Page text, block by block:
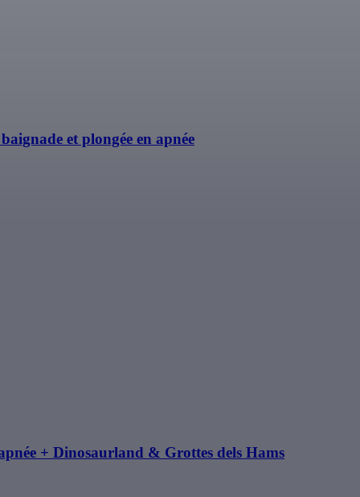
et plongée en apnée
+ Dinosaurland & Grottes dels Hams